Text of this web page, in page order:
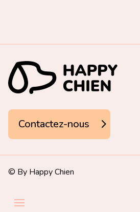
Contactez-nous
© By Happy Chien